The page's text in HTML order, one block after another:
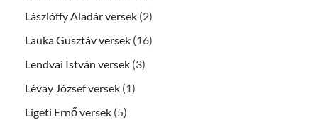
Lászlóffy Aladár versek (2)
Lauka Gusztáv versek (16)
Lendvai István versek (3)
Lévay József versek (1)
Ligeti Ernő versek (5)